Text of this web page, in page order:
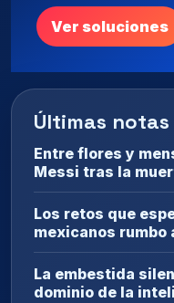
Ver soluciones
Últimas notas
Entre flores y
Messi tras la
Los retos que
mexicanos rumbo
La embestida
dominio de la